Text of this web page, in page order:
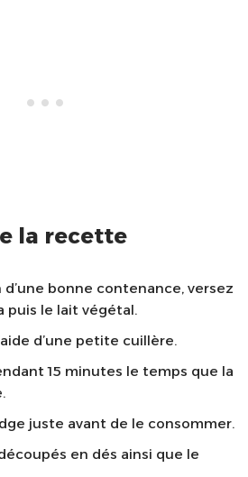
la recette
d’une bonne contenance, versez
puis le lait végétal.
d’une petite cuillère.
15 minutes le temps que la
juste avant de le consommer.
en dés ainsi que le